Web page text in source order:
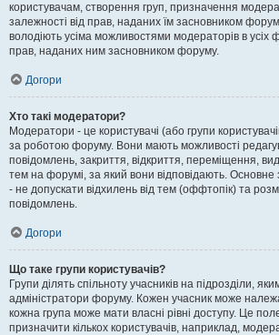
користувачам, створення груп, призначення
залежності від прав, наданих їм засновником
володіють усіма можливостями модераторів в усіх
прав, наданих ним засновником форуму.
Догори
Хто такі модератори?
Модератори - це користувачі (або групи
за роботою форуму. Вони мають можливості
повідомлень, закриття, відкриття, переміщення,
тем на форумі, за який вони відповідають.
- не допускати відхилень від тем (оффтопік) та
повідомлень.
Догори
Що таке групи користувачів?
Групи ділять спільноту учасників на підрозділи,
адміністратори форуму. Кожен учасник може
кожна група може мати власні рівні доступу. Це
призначити кількох користувачів, наприклад,